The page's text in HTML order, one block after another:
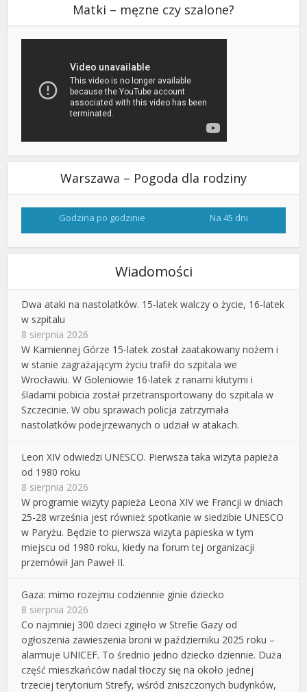
Matki – męzne czy szalone?
Warszawa – Pogoda dla rodziny
Godzina po godzinie Na 45 dni
Wiadomości
Dwa ataki na nastolatków. 15-latek walczy o życie, 16-latek
w szpitalu
8 sierpnia 2026
W Kamiennej Górze 15-latek został zaatakowany nożem i
w stanie zagrażającym życiu trafił do szpitala we
Wrocławiu. W Goleniowie 16-latek z ranami kłutymi i
śladami pobicia został przetransportowany do szpitala w
Szczecinie. W obu sprawach policja zatrzymała
nastolatków podejrzewanych o udział w atakach.
Leon XIV odwiedzi UNESCO. Pierwsza taka wizyta papieża
od 1980 roku
8 sierpnia 2026
W programie wizyty papieża Leona XIV we Francji w dniach
25-28 września jest również spotkanie w siedzibie UNESCO
w Paryżu. Będzie to pierwsza wizyta papieska w tym
miejscu od 1980 roku, kiedy na forum tej organizacji
przemówił Jan Paweł II.
Gaza: mimo rozejmu codziennie ginie dziecko
8 sierpnia 2026
Co najmniej 300 dzieci zginęło w Strefie Gazy od
ogłoszenia zawieszenia broni w październiku 2025 roku –
alarmuje UNICEF. To średnio jedno dziecko dziennie. Duża
część mieszkańców nadal tłoczy się na około jednej
trzeciej terytorium Strefy, wśród zniszczonych budynków,